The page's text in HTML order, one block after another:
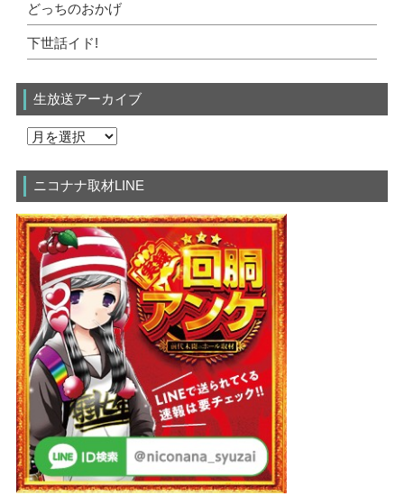
どっちのおかげ
下世話イド!
生放送アーカイブ
ニコナナ取材LINE